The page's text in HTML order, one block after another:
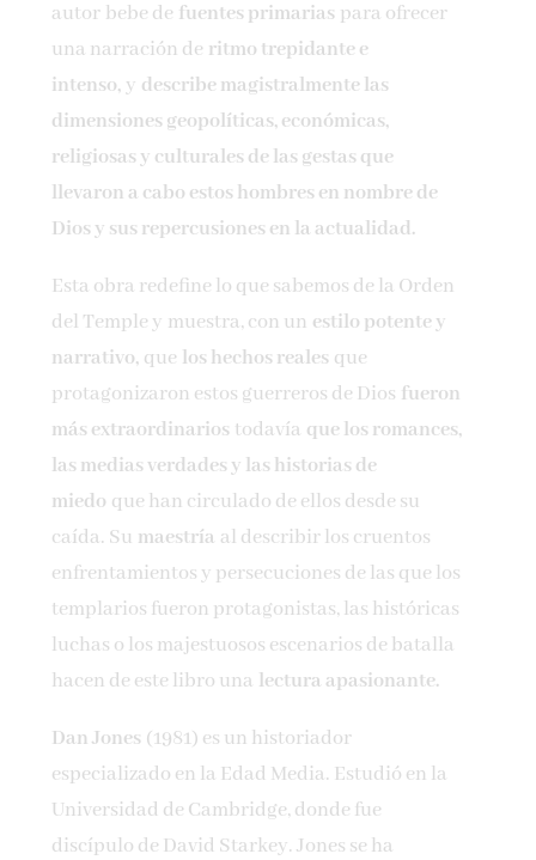
autor bebe de fuentes primarias para ofrecer
una narración de ritmo trepidante e
intenso, y describe magistralmente las
dimensiones geopolíticas, económicas,
religiosas y culturales de las gestas que
llevaron a cabo estos hombres en nombre de
Dios y sus repercusiones en la actualidad.
Esta obra redefine lo que sabemos de la Orden
del Temple y muestra, con un estilo potente y
narrativo, que los hechos reales que
protagonizaron estos guerreros de Dios fueron
más extraordinarios todavía que los romances,
las medias verdades y las historias de
miedo que han circulado de ellos desde su
caída. Su maestría al describir los cruentos
enfrentamientos y persecuciones de las que los
templarios fueron protagonistas, las históricas
luchas o los majestuosos escenarios de batalla
hacen de este libro una lectura apasionante.
Dan Jones (1981) es un historiador
especializado en la Edad Media. Estudió en la
Universidad de Cambridge, donde fue
discípulo de David Starkey. Jones se ha